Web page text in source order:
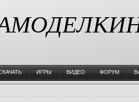
ИГРЫ ВИДЕО ФОРУМ